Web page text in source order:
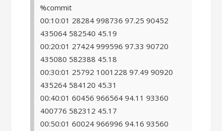
%commit
00:10:01 28284 998736 97.25 90452
435064 582540 45.19
00:20:01 27424 999596 97.33 90720
435080 582388 45.18
00:30:01 25792 1001228 97.49 90920
435264 584120 45.31
00:40:01 60456 966564 94.11 93360
400776 582312 45.17
00:50:01 60024 966996 94.16 93560